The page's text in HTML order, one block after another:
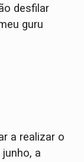
desfilar
guru
a realizar o
a